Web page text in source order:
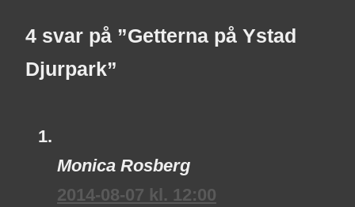
4 svar på ”Getterna på Ystad
Djurpark”
Monica Rosberg
2014-08-07 kl. 12:00